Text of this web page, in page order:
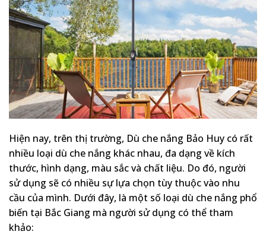
Hiện nay, trên thị trường, Dù che nắng Bảo Huy có rất
nhiều loại dù che nắng khác nhau, đa dạng về kích
thước, hình dạng, màu sắc và chất liệu. Do đó, người
sử dụng sẽ có nhiều sự lựa chọn tùy thuộc vào nhu
cầu của mình. Dưới đây, là một số loại dù che nắng phổ
biến tại Bắc Giang mà người sử dụng có thể tham
khảo: